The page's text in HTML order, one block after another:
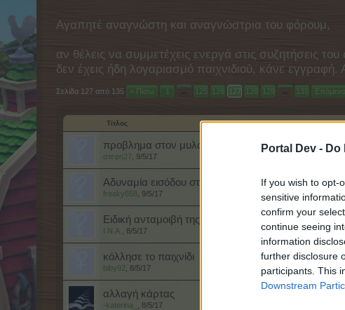
Portal Dev - Do
If you wish to opt-
sensitive
confirm your
continue seeing
information
further disclosure
participants. This
Downstream
Αγαπητέ αναγνώστη και αναγνώστρια του φόρουμ,
αν θέλεις να συμμετέχεις ενεργά στις συζητήσεις
δεν έχεις ήδη λογαριασμό παιχνιδιού, κάνε
Σελίδα 127 από 135 < Πίσω 1 ← 125 126 127 128 129 → 135
Τίτλος
προβλημα στον μυλο για το δρωμενο
στεφη27 9/5/17
Αδυναμία εισόδου στο παιχνίδι
freaky658 9/5/17
Ειδική ανταμοιβή της Σκανδιναβικής Σάγκα
I.N.A. 8/5/17
κόλλησε το παιχνίδι
biby92 8/5/17
αλλαγή κάρτας
-katerina_ 8/5/17